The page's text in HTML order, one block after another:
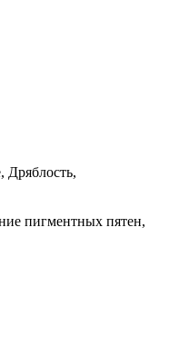
Дряблость,
пигментных пятен,